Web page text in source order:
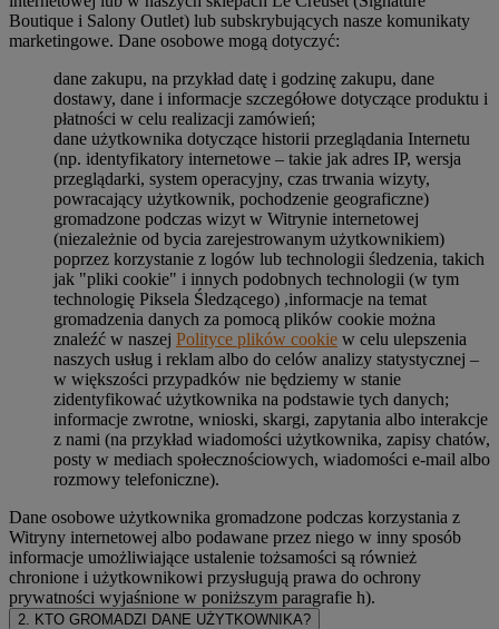
Boutique i Salony Outlet) lub subskrybujących nasze komunikaty
marketingowe. Dane osobowe mogą dotyczyć:
dane zakupu, na przykład datę i godzinę zakupu, dane
dostawy, dane i informacje szczegółowe dotyczące produktu i
płatności w celu realizacji zamówień;
dane użytkownika dotyczące historii przeglądania Internetu
(np. identyfikatory internetowe – takie jak adres IP, wersja
przeglądarki, system operacyjny, czas trwania wizyty,
powracający użytkownik, pochodzenie geograficzne)
gromadzone podczas wizyt w Witrynie internetowej
(niezależnie od bycia zarejestrowanym użytkownikiem)
poprzez korzystanie z logów lub technologii śledzenia, takich
jak "pliki cookie" i innych podobnych technologii (w tym
technologię Piksela Śledzącego) ,informacje na temat
gromadzenia danych za pomocą plików cookie można
znaleźć w naszej Polityce plików cookie w celu ulepszenia
naszych usług i reklam albo do celów analizy statystycznej –
w większości przypadków nie będziemy w stanie
zidentyfikować użytkownika na podstawie tych danych;
informacje zwrotne, wnioski, skargi, zapytania albo interakcje
z nami (na przykład wiadomości użytkownika, zapisy chatów,
posty w mediach społecznościowych, wiadomości e-mail albo
rozmowy telefoniczne).
Dane osobowe użytkownika gromadzone podczas korzystania z
Witryny internetowej albo podawane przez niego w inny sposób
informacje umożliwiające ustalenie tożsamości są również
chronione i użytkownikowi przysługują prawa do ochrony
prywatności wyjaśnione w poniższym paragrafie h).
2. KTO GROMADZI DANE UŻYTKOWNIKA?